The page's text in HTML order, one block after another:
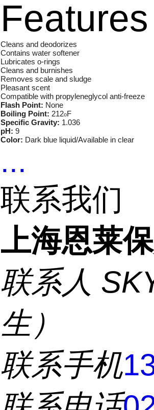
Features
Cleans and deodorizes
Contains water softener
Lubricates o-rings
Cleans and burnishes
Removes scale and sludge
Pleasant scent
Compatible with propyleneglycol anti-freeze
Flash Point: None
Boiling Point: 212oF
Specific Gravity: 1.036
pH: 9
Color: Dark blue liquid/Available in clear
...
联系我们
上海恩莱
联系人
生）
联系手机